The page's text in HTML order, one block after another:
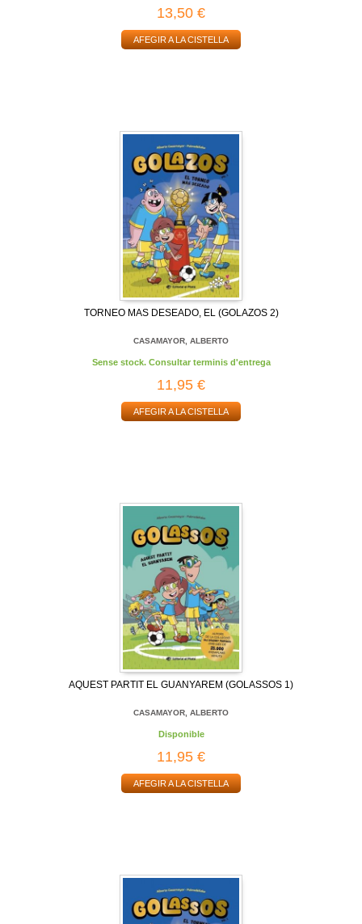
13,50 €
AFEGIR A LA CISTELLA
TORNEO MAS DESEADO, EL (GOLAZOS 2)
CASAMAYOR, ALBERTO
Sense stock. Consultar terminis d'entrega
11,95 €
AFEGIR A LA CISTELLA
AQUEST PARTIT EL GUANYAREM (GOLASSOS 1)
CASAMAYOR, ALBERTO
Disponible
11,95 €
AFEGIR A LA CISTELLA